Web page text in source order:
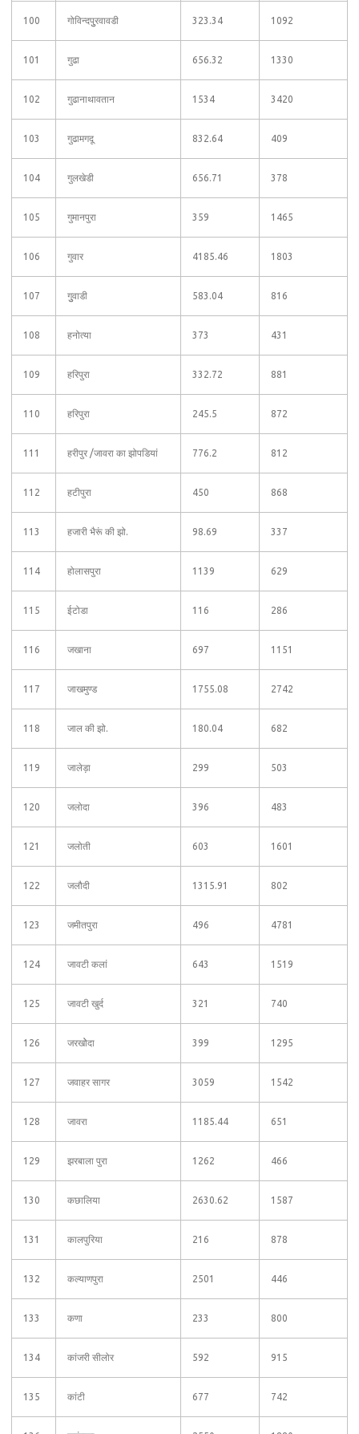
100 गोविन्दपुुरवावडी 323.34 1092
101 गुढा 656.32 1330
102 गुढानाथावतान 1534 3420
103 गुढामगदू 832.64 409
104 गुलखेडी 656.71 378
105 गुमानपुरा 359 1465
106 गुवार 4185.46 1803
107 गुुवाडी 583.04 816
108 हनोत्या 373 431
109 हरिपुरा 332.72 881
110 हरिपुरा 245.5 872
111 हरीपुर /जावरा का झोपडियां 776.2 812
112 हटीपुरा 450 868
113 हजारी भैरूं की झो. 98.69 337
114 होलासपुरा 1139 629
115 ईटोडा 116 286
116 जखाना 697 1151
117 जाखमुण्ड 1755.08 2742
118 जाल की झो. 180.04 682
119 जालेड़ा 299 503
120 जलोदा 396 483
121 जलोती 603 1601
122 जलौदी 1315.91 802
123 जमीतपुरा 496 4781
124 जावटी कलां 643 1519
125 जावटी खुर्द 321 740
126 जरखोेदा 399 1295
127 जवाहर सागर 3059 1542
128 जावरा 1185.44 651
129 झरबाला पुरा 1262 466
130 कछालिया 2630.62 1587
131 कालपुरिया 216 878
132 कल्याणपुरा 2501 446
133 कणा 233 800
134 कांजरी सीलोर 592 915
135 कांटी 677 742